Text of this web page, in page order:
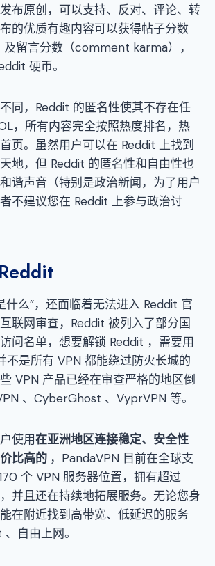
布原创，可以支持、反对、评论、转
的优质有趣内容可以获得帖子分数
及留言分数（comment karma），
硬币。
同，Reddit 的匿名性使其不存在任
，所有内容完全按照热度排名，热
页。虽然用户可以在 Reddit 上找到
地，但 Reddit 的匿名性和自由性也
谐声音（特别是政治新闻，为了用户
不建议您在 Reddit 上参与政治讨
什么”，还面临着无法进入 Reddit 官
联网审查，Reddit 被列入了部分国
问名单，想要解锁 Reddit ，需要用
不是所有 VPN 都能绕过防火长城的
VPN 产品已经在审查严格的地区倒
、CyberGhost 、VyprVPN 等。
使用在亚洲地区连接稳定、 安全性
比高的 ，PandaVPN 目前在全球支
个 VPN 服务器位置，拥有超过
并且还在持续地拓展服务。无论您身
在附近找到高带宽、低延迟的服务
自由上网。